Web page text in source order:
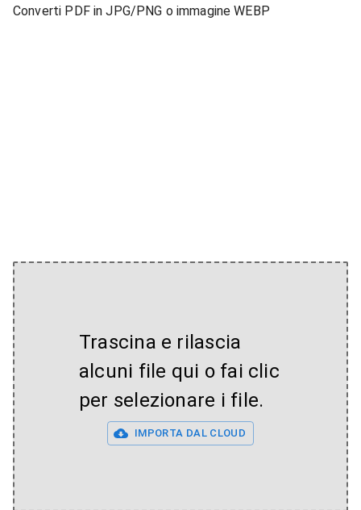
Converti PDF in JPG/PNG o immagine WEBP
Trascina e rilascia
alcuni file qui o fai clic
per selezionare i file.
IMPORTA DAL CLOUD